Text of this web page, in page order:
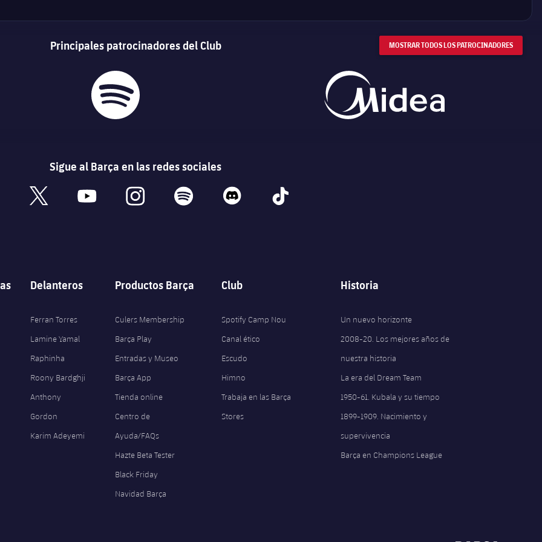
Principales patrocinadores del Club MOSTRAR TODOS LOS PATROCINADORES
Sigue al Barça en las redes sociales
x youtube instagram spotify discord tiktok
Delanteros
Ferran Torres
Lamine Yamal
Raphinha
Roony Bardghji
Anthony
Gordon
Karim Adeyemi
Productos Barça
Culers Membership
Barça Play
Entradas y Museo
Barça App
Tienda online
Centro de
Ayuda/FAQs
Hazte Beta Tester
Black Friday
Navidad Barça
Club
Spotify Camp Nou
Canal ético
Escudo
Himno
Trabaja en las Barça
Stores
Historia
Un nuevo horizonte
2008-20. Los mejores años de
nuestra historia
La era del Dream Team
1950-61. Kubala y su tiempo
1899-1909. Nacimiento y
supervivencia
Barça en Champions League